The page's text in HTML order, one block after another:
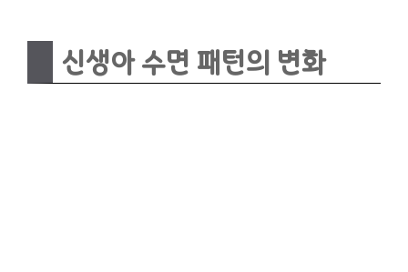
신생아 수면 패턴의 변화